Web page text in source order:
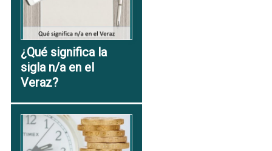
¿Qué significa la
sigla n/a en el
Veraz?